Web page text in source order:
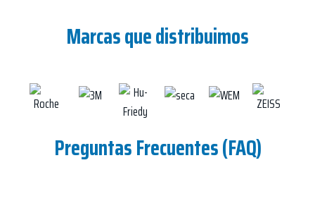
Marcas que distribuimos
Preguntas Frecuentes (FAQ)